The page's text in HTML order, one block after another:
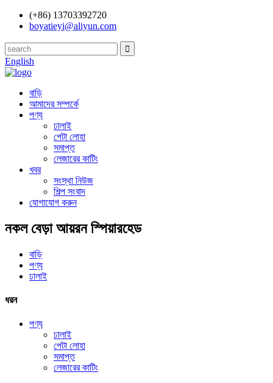
(+86) 13703392720
boyatieyi@aliyun.com
English
বাড়ি
আমাদের সম্পর্কে
পণ্য
ঢালাই
পেটা লোহা
সমাপ্ত
লেজারের কাটিং
খবর
সংস্থা নিউজ
শিল্প সংবাদ
যোগাযোগ করুন
নকল বেড়া আয়রন স্পিয়ারহেড
বাড়ি
পণ্য
ঢালাই
ধরন
পণ্য
ঢালাই
পেটা লোহা
সমাপ্ত
লেজারের কাটিং